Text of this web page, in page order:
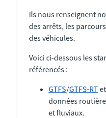
Ils nous renseignent
des arrêts, les
des véhicules.
Voici ci-dessous les
référencés :
GTFS/GTFS-RTet
données
et fluviaux.